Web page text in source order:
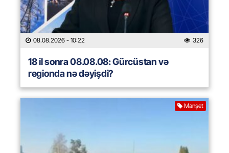
08.08.2026 - 10:22 326
18 il sonra 08.08.08: Gürcüstan və
regionda nə dəyişdi?
Manşet